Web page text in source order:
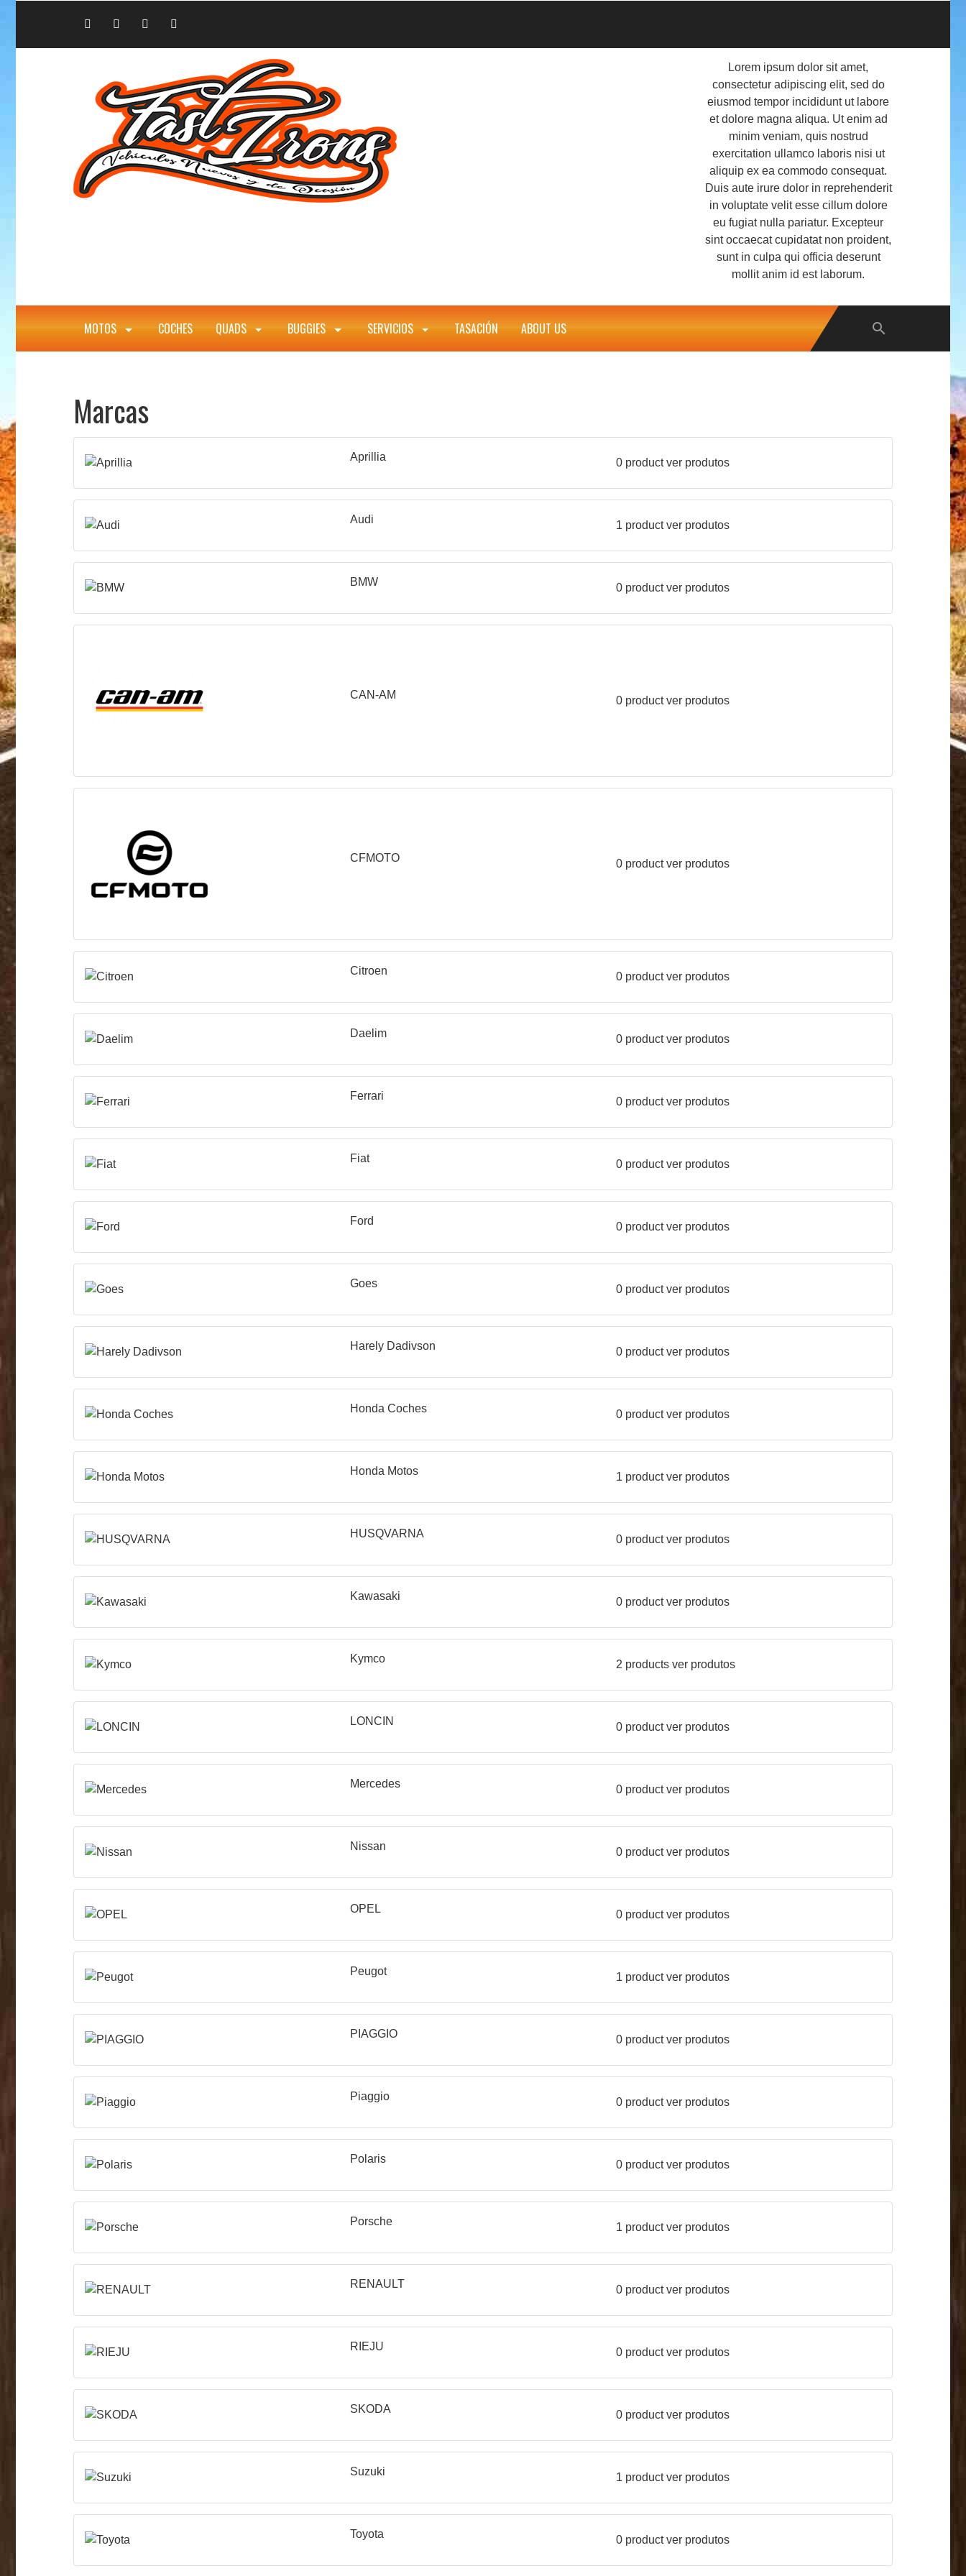
Lorem ipsum dolor sit amet,
consectetur adipiscing elit, sed do
eiusmod tempor incididunt ut labore
et dolore magna aliqua. Ut enim ad
minim veniam, quis nostrud
exercitation ullamco laboris nisi ut
aliquip ex ea commodo consequat.
Duis aute irure dolor in reprehenderit
in voluptate velit esse cillum dolore
eu fugiat nulla pariatur. Excepteur
sint occaecat cupidatat non proident,
sunt in culpa qui officia deserunt
mollit anim id est laborum.
MOTOS COCHES QUADS BUGGIES SERVICIOS TASACIÓN ABOUT US 
Marcas
Aprillia 0 product ver produtos
Audi 1 product ver produtos
BMW 0 product ver produtos
CAN-AM 0 product ver produtos
CFMOTO 0 product ver produtos
Citroen 0 product ver produtos
Daelim 0 product ver produtos
Ferrari 0 product ver produtos
Fiat 0 product ver produtos
Ford 0 product ver produtos
Goes 0 product ver produtos
Harely Dadivson 0 product ver produtos
Honda Coches 0 product ver produtos
Honda Motos 1 product ver produtos
HUSQVARNA 0 product ver produtos
Kawasaki 0 product ver produtos
Kymco 2 products ver produtos
LONCIN 0 product ver produtos
Mercedes 0 product ver produtos
Nissan 0 product ver produtos
OPEL 0 product ver produtos
Peugot 1 product ver produtos
PIAGGIO 0 product ver produtos
Piaggio 0 product ver produtos
Polaris 0 product ver produtos
Porsche 1 product ver produtos
RENAULT 0 product ver produtos
RIEJU 0 product ver produtos
SKODA 0 product ver produtos
Suzuki 1 product ver produtos
Toyota 0 product ver produtos